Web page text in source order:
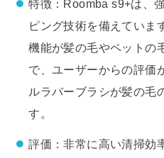
特徴：Roomba s9+は、
ピング技術を備えていま
機能が髪の毛やペットの
で、ユーザーからの評価
ルラバーブラシが髪の毛
す。
評価：非常に高い清掃効